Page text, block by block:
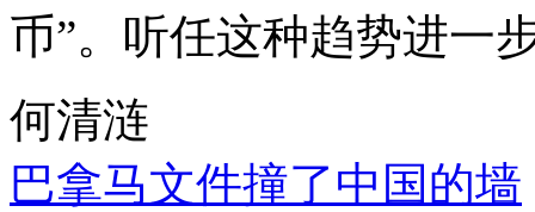
币”。听任这种趋势进一
何清涟
巴拿马文件撞了中国的墙